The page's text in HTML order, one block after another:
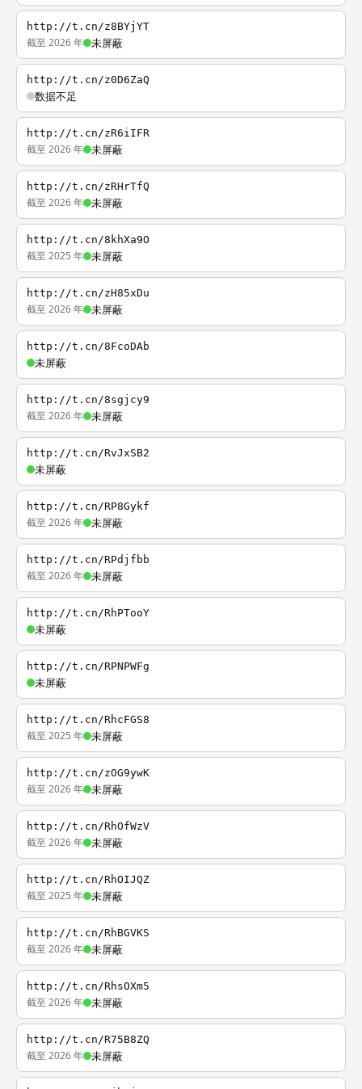
http://t.cn/z8BYjYT
截至 2026 年 未屏蔽
http://t.cn/z0D6ZaQ
数据不足
http://t.cn/zR6iIFR
截至 2026 年 未屏蔽
http://t.cn/zRHrTfQ
截至 2026 年 未屏蔽
http://t.cn/8khXa9O
截至 2025 年 未屏蔽
http://t.cn/zH85xDu
截至 2026 年 未屏蔽
http://t.cn/8FcoDAb
未屏蔽
http://t.cn/8sgjcy9
截至 2026 年 未屏蔽
http://t.cn/RvJxSB2
未屏蔽
http://t.cn/RP8Gykf
截至 2026 年 未屏蔽
http://t.cn/RPdjfbb
截至 2026 年 未屏蔽
http://t.cn/RhPTooY
未屏蔽
http://t.cn/RPNPWFg
未屏蔽
http://t.cn/RhcFGS8
截至 2025 年 未屏蔽
http://t.cn/zOG9ywK
截至 2026 年 未屏蔽
http://t.cn/RhOfWzV
截至 2026 年 未屏蔽
http://t.cn/RhOIJQZ
截至 2025 年 未屏蔽
http://t.cn/RhBGVKS
截至 2026 年 未屏蔽
http://t.cn/RhsOXm5
截至 2026 年 未屏蔽
http://t.cn/R75B8ZQ
截至 2026 年 未屏蔽